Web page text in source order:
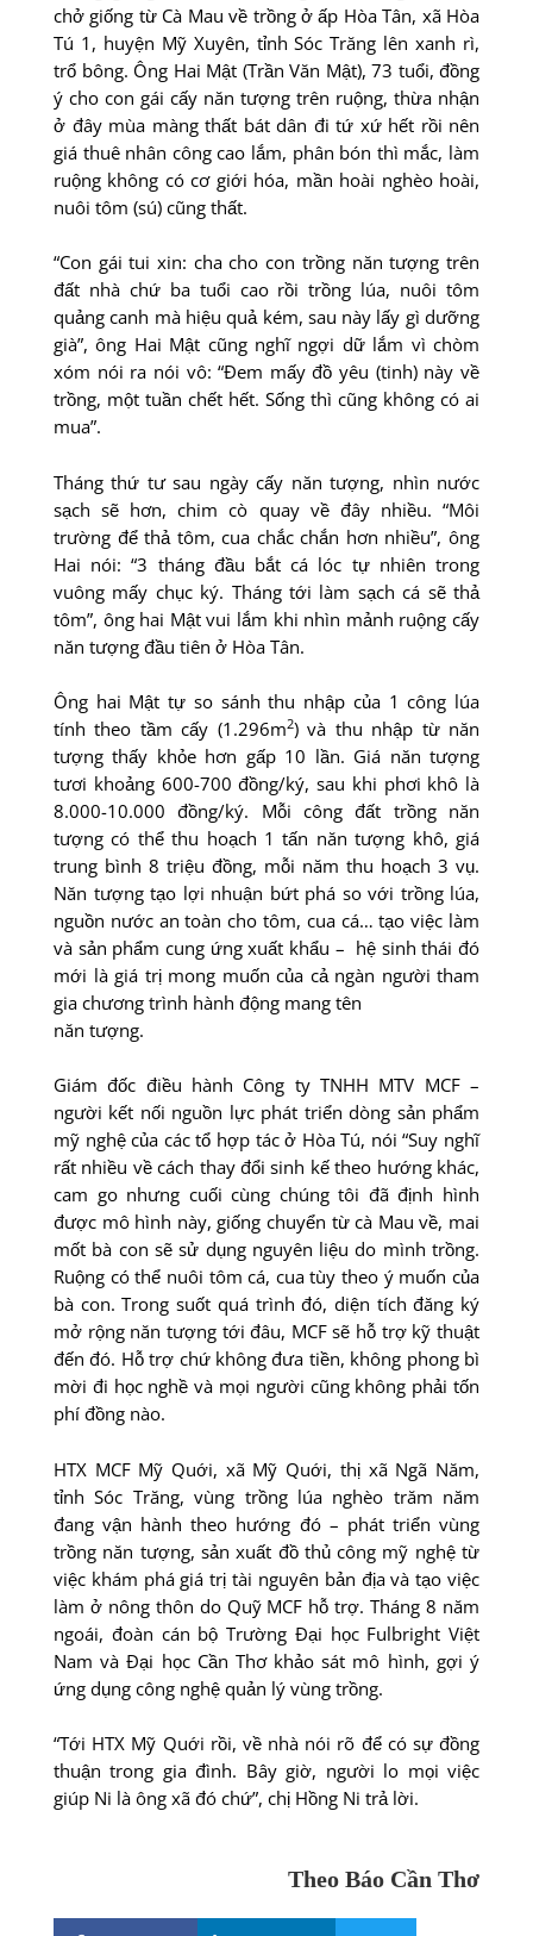
chở giống từ Cà Mau về trồng ở ấp Hòa Tân, xã Hòa
Tú 1, huyện Mỹ Xuyên, tỉnh Sóc Trăng lên xanh rì,
trổ bông. Ông Hai Mật (Trần Văn Mật), 73 tuổi, đồng
ý cho con gái cấy năn tượng trên ruộng, thừa nhận
ở đây mùa màng thất bát dân đi tứ xứ hết rồi nên
giá thuê nhân công cao lắm, phân bón thì mắc, làm
ruộng không có cơ giới hóa, mần hoài nghèo hoài,
nuôi tôm (sú) cũng thất.
“Con gái tui xin: cha cho con trồng năn tượng trên
đất nhà chứ ba tuổi cao rồi trồng lúa, nuôi tôm
quảng canh mà hiệu quả kém, sau này lấy gì dưỡng
già”, ông Hai Mật cũng nghĩ ngợi dữ lắm vì chòm
xóm nói ra nói vô: “Ðem mấy đồ yêu (tinh) này về
trồng, một tuần chết hết. Sống thì cũng không có ai
mua”.
Tháng thứ tư sau ngày cấy năn tượng, nhìn nước
sạch sẽ hơn, chim cò quay về đây nhiều. “Môi
trường để thả tôm, cua chắc chắn hơn nhiều”, ông
Hai nói: “3 tháng đầu bắt cá lóc tự nhiên trong
vuông mấy chục ký. Tháng tới làm sạch cá sẽ thả
tôm”, ông hai Mật vui lắm khi nhìn mảnh ruộng cấy
năn tượng đầu tiên ở Hòa Tân.
Ông hai Mật tự so sánh thu nhập của 1 công lúa
tính theo tầm cấy (1.296m2) và thu nhập từ năn
tượng thấy khỏe hơn gấp 10 lần. Giá năn tượng
tươi khoảng 600-700 đồng/ký, sau khi phơi khô là
8.000-10.000 đồng/ký. Mỗi công đất trồng năn
tượng có thể thu hoạch 1 tấn năn tượng khô, giá
trung bình 8 triệu đồng, mỗi năm thu hoạch 3 vụ.
Năn tượng tạo lợi nhuận bứt phá so với trồng lúa,
nguồn nước an toàn cho tôm, cua cá… tạo việc làm
và sản phẩm cung ứng xuất khẩu – hệ sinh thái đó
mới là giá trị mong muốn của cả ngàn người tham
gia chương trình hành động mang tên
năn tượng.
Giám đốc điều hành Công ty TNHH MTV MCF –
người kết nối nguồn lực phát triển dòng sản phẩm
mỹ nghệ của các tổ hợp tác ở Hòa Tú, nói “Suy nghĩ
rất nhiều về cách thay đổi sinh kế theo hướng khác,
cam go nhưng cuối cùng chúng tôi đã định hình
được mô hình này, giống chuyển từ cà Mau về, mai
mốt bà con sẽ sử dụng nguyên liệu do mình trồng.
Ruộng có thể nuôi tôm cá, cua tùy theo ý muốn của
bà con. Trong suốt quá trình đó, diện tích đăng ký
mở rộng năn tượng tới đâu, MCF sẽ hỗ trợ kỹ thuật
đến đó. Hỗ trợ chứ không đưa tiền, không phong bì
mời đi học nghề và mọi người cũng không phải tốn
phí đồng nào.
HTX MCF Mỹ Quới, xã Mỹ Quới, thị xã Ngã Năm,
tỉnh Sóc Trăng, vùng trồng lúa nghèo trăm năm
đang vận hành theo hướng đó – phát triển vùng
trồng năn tượng, sản xuất đồ thủ công mỹ nghệ từ
việc khám phá giá trị tài nguyên bản địa và tạo việc
làm ở nông thôn do Quỹ MCF hỗ trợ. Tháng 8 năm
ngoái, đoàn cán bộ Trường Ðại học Fulbright Việt
Nam và Ðại học Cần Thơ khảo sát mô hình, gợi ý
ứng dụng công nghệ quản lý vùng trồng.
“Tới HTX Mỹ Quới rồi, về nhà nói rõ để có sự đồng
thuận trong gia đình. Bây giờ, người lo mọi việc
giúp Ni là ông xã đó chứ”, chị Hồng Ni trả lời.
Theo Báo Cần Thơ